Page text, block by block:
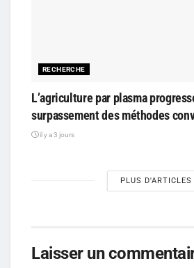
RECHERCHE
L’agriculture par plasma
surpassement des méthodes
il y a 3 jours
PLUS D'ARTICLES
Laisser un